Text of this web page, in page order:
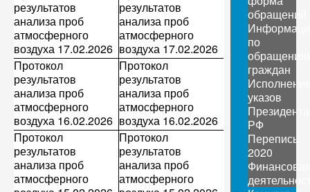
результатов
анализа проб
атмосферного
воздуха 17.02.2026
результатов
анализа проб
атмосферного
воздуха 17.02.2026
Протокол
результатов
анализа проб
атмосферного
воздуха 16.02.2026
Протокол
результатов
анализа проб
атмосферного
воздуха 16.02.2026
Протокол
результатов
анализа проб
атмосферного
Протокол
результатов
анализа проб
атмосферного
обращений
по
граждан
указов
Президента
РФ
Перепись
2020